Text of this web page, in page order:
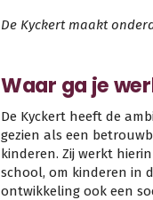
De Kyckert maakt
Waar ga je
De Kyckert heeft de
gezien als een
kinderen. Zij werkt
school, om kinderen in
ontwikkeling ook een